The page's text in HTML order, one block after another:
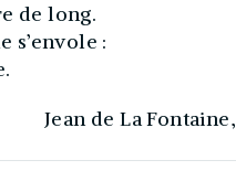
de long.
s’envole :
Jean de La Fontaine,